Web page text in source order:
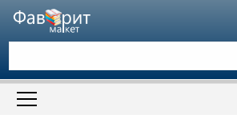
Искать также в описании